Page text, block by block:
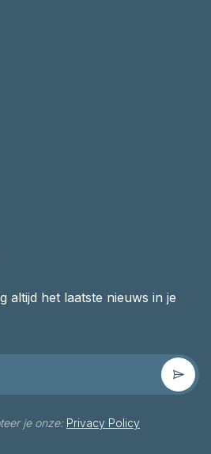
altijd het laatste nieuws in je
je onze: Privacy Policy